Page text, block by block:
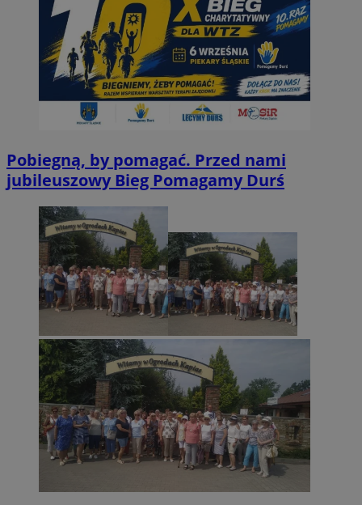
Pobiegną, by pomagać. Przed nami
jubileuszowy Bieg Pomagamy Durś